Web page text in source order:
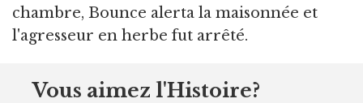
chambre, Bounce alerta la maisonnée et
l'agresseur en herbe fut arrêté.
Vous aimez l'Histoire?